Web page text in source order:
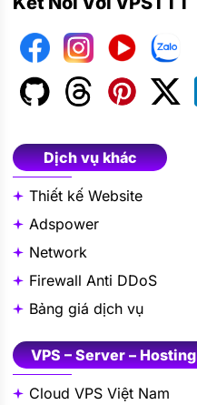
Dịch vụ khác
Thiết kế Website
Adspower
Network
Firewall Anti DDoS
Bảng giá dịch vụ
VPS – Server – Hosting
Cloud VPS Việt Nam